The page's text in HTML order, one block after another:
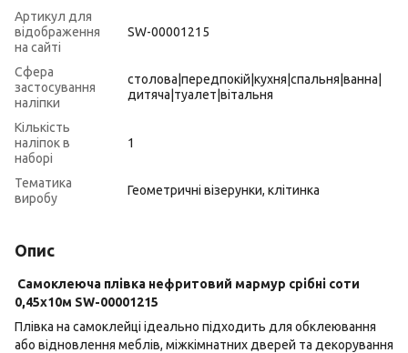
Артикул для
відображення
на сайті
SW-00001215
Сфера
застосування
наліпки
столова|передпокій|кухня|спальня|ванна|
дитяча|туалет|вітальня
Кількість
наліпок в
наборі
1
Тематика
виробу
Геометричні візерунки, клітинка
Опис
Самоклеюча плівка нефритовий мармур срібні соти
0,45х10м SW-00001215
Плівка на самоклейці ідеально підходить для обклеювання
або відновлення меблів, міжкімнатних дверей та декорування